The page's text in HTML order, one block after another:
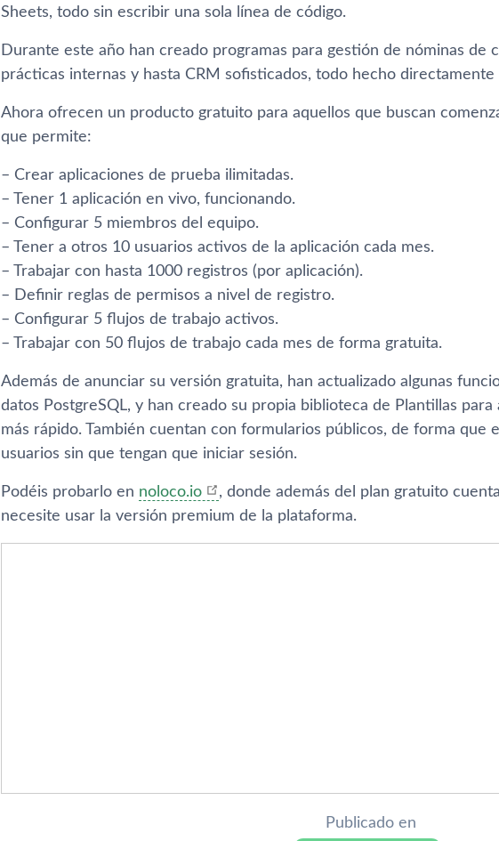
Sheets, todo sin escribir una sola línea de código.
Durante este año han creado programas para gestión de nóminas de
prácticas internas y hasta CRM sofisticados, todo hecho directamente
Ahora ofrecen un producto gratuito para aquellos que buscan
que permite:
– Crear aplicaciones de prueba ilimitadas.
– Tener 1 aplicación en vivo, funcionando.
– Configurar 5 miembros del equipo.
– Tener a otros 10 usuarios activos de la aplicación cada mes.
– Trabajar con hasta 1000 registros (por aplicación).
– Definir reglas de permisos a nivel de registro.
– Configurar 5 flujos de trabajo activos.
– Trabajar con 50 flujos de trabajo cada mes de forma gratuita.
Además de anunciar su versión gratuita, han actualizado algunas
datos PostgreSQL, y han creado su propia biblioteca de Plantillas
más rápido. También cuentan con formularios públicos, de forma que
usuarios sin que tengan que iniciar sesión.
Podéis probarlo en noloco.io
, donde además del plan gratuito
necesite usar la versión premium de la plataforma.
Publicado en